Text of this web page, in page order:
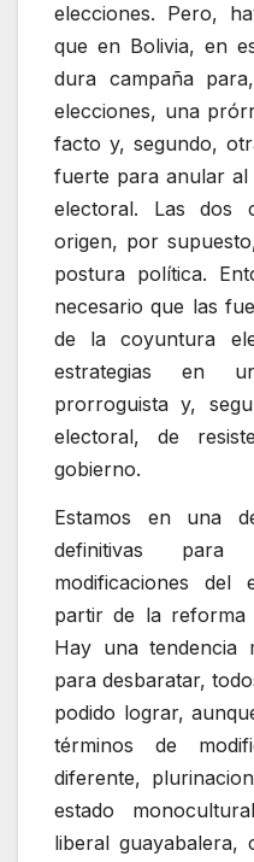
elecciones. Pero,
que en Bolivia, en
dura campaña
elecciones, una
facto y, segundo,
fuerte para anular al
electoral. Las dos
origen, por
postura política.
necesario que las
de la coyuntura
estrategias en
prorroguista y,
electoral, de
gobierno.
Estamos en una
definitivas
modificaciones del
partir de la reforma
Hay una tendencia
para desbaratar,
podido lograr,
términos de
diferente,
estado
liberal guayabalera,